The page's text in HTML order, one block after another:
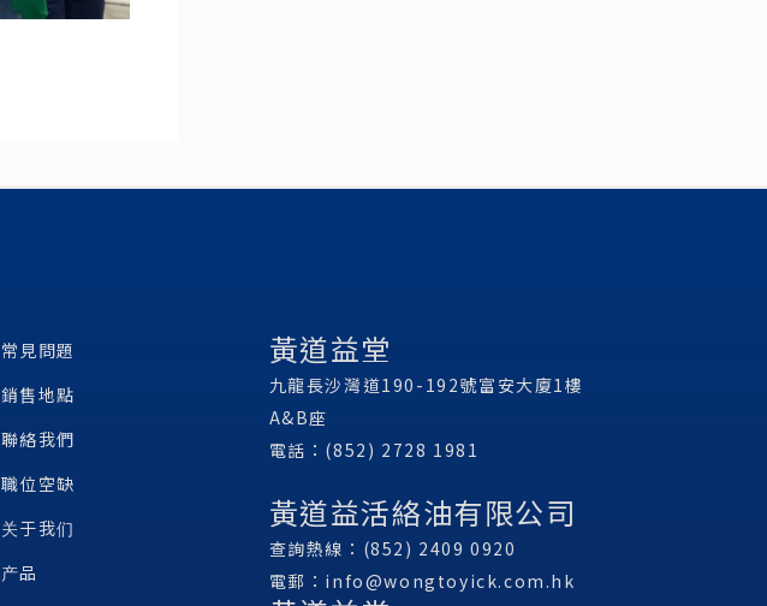
常見問題
銷售地點
聯絡我們
職位空缺
关于我们
产品
黃道益堂
九龍長沙灣道190-192號富安大廈1樓
A&B座
電話：(852) 2728 1981
黃道益活絡油有限公司
查詢熱線：(852) 2409 0920
電郵： info@wongtoyick.com.hk